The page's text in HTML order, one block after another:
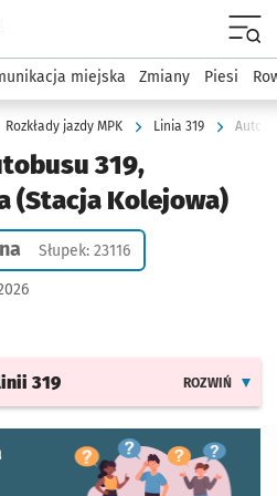
podserwis: Komunikacja
miejska Zmiany Piesi
Rozkłady jazdy MPK Linia 319
319,
(Stacja Kolejowa)
Słupek: 23116
319 ROZWIŃ